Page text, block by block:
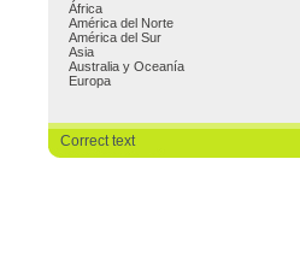
África
América del Norte
América del Sur
Asia
Australia y Oceanía
Europa
Correct text